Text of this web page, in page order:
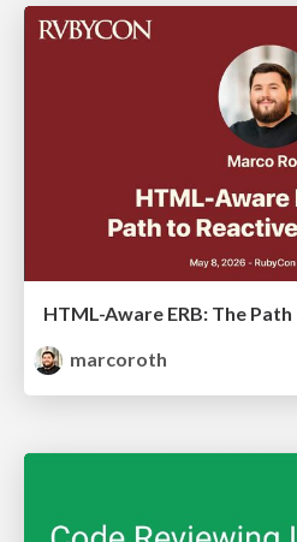
marcoroth